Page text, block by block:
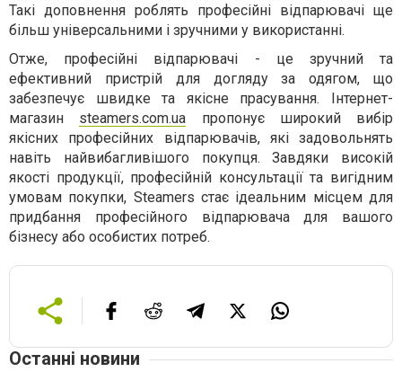
Такі доповнення роблять професійні відпарювачі ще
більш універсальними і зручними у використанні.
Отже, професійні відпарювачі - це зручний та
ефективний пристрій для догляду за одягом, що
забезпечує швидке та якісне прасування. Інтернет-
магазин steamers.com.ua пропонує широкий вибір
якісних професійних відпарювачів, які задовольнять
навіть найвибагливішого покупця. Завдяки високій
якості продукції, професійній консультації та вигідним
умовам покупки, Steamers стає ідеальним місцем для
придбання професійного відпарювача для вашого
бізнесу або особистих потреб.
Останні новини